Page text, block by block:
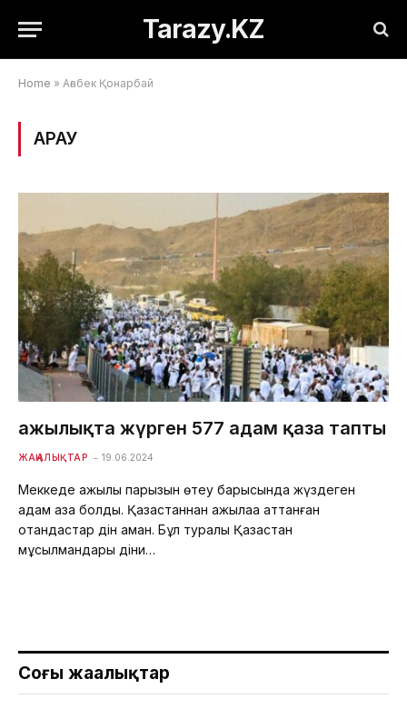
Tarazy.KZ
Home » Ағабек Қонарбай
ҚАРАУ
Қажылықта жүрген 577 адам қаза тапты
ЖАҢАЛЫҚТАР 19.06.2024
Меккеде қажылық парызын өтеу барысында жүздеген
адам қаза болды. Қазақстаннан қажылаққа аттанған
отандастар дін аман. Бұл туралы Қазақстан
мұсылмандары діни…
Соңғы жаңалықтар